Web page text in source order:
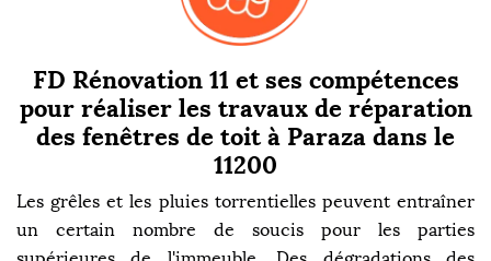
FD Rénovation 11 et ses compétences
pour réaliser les travaux de réparation
des fenêtres de toit à Paraza dans le
11200
Les grêles et les pluies torrentielles peuvent entraîner
un certain nombre de soucis pour les parties